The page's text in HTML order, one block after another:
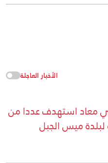
الأخبار العاجلة
معاد استهدف عددا من
لبلدة ميس الجبل